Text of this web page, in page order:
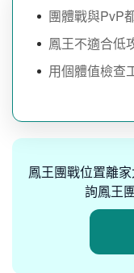
團體戰與PvP
鳳王不適合低
用個體值檢查
鳳王團戰位置離
詢鳳王